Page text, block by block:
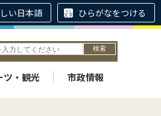
い日本語 ひらがなをつける
ツ・観光 市政情報